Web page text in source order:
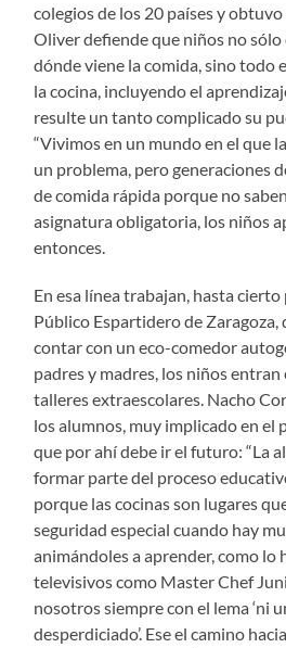
colegios de los 20 países y
Oliver defiende que niños no
dónde viene la comida, sino todo
la cocina, incluyendo el
resulte un tanto complicado su
“Vivimos en un mundo en el que
un problema, pero generaciones
de comida rápida porque no
asignatura obligatoria, los niños
entonces.
En esa línea trabajan, hasta
Público Espartidero de Zaragoza,
contar con un eco-comedor
padres y madres, los niños
talleres extraescolares. Nacho
los alumnos, muy implicado en el
que por ahí debe ir el futuro: “La
formar parte del proceso
porque las cocinas son lugares
seguridad especial cuando hay
animándoles a aprender, como lo
televisivos como Master Chef
nosotros siempre con el lema ‘ni
desperdiciado’. Ese el camino